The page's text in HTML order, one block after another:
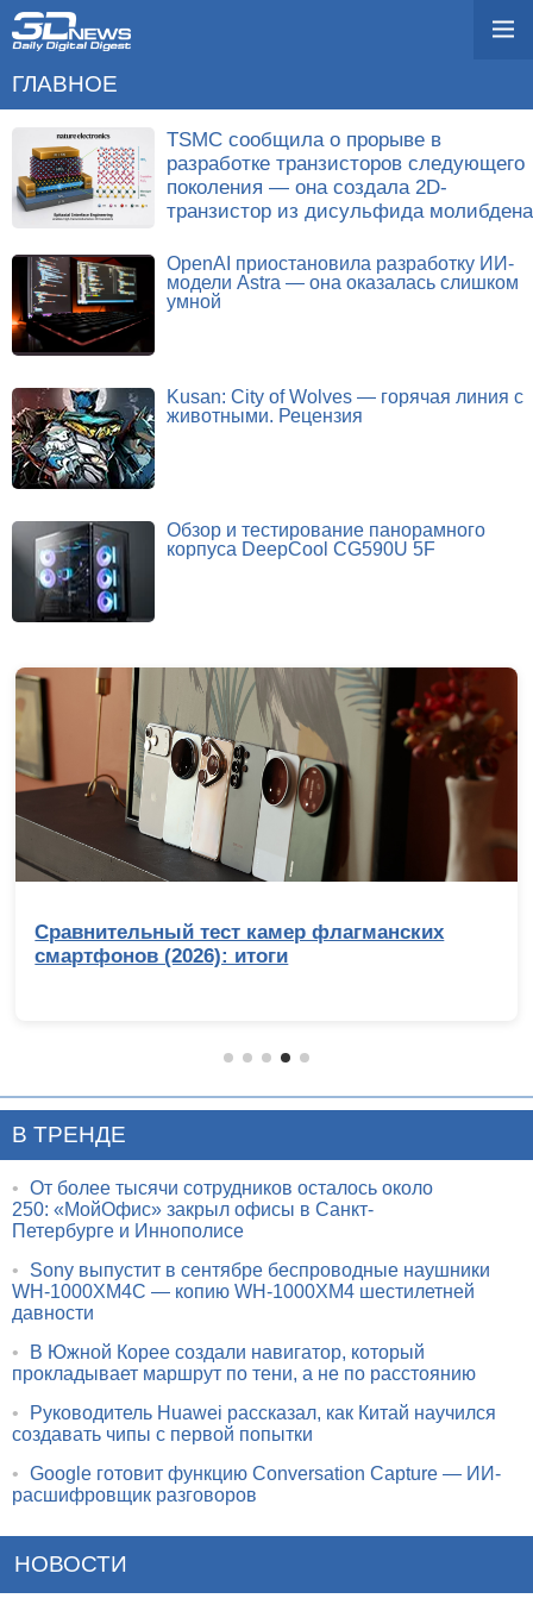
ГЛАВНОЕ
TSMC сообщила о прорыве в
разработке транзисторов следующего
поколения — она создала 2D-
транзистор из дисульфида молибдена
OpenAI приостановила разработку ИИ-
модели Astra — она оказалась слишком
умной
Kusan: City of Wolves — горячая линия с
животными. Рецензия
Обзор и тестирование панорамного
корпуса DeepCool CG590U 5F
Сравнительный тест камер флагманских
смартфонов (2026): итоги
В ТРЕНДЕ
• От более тысячи сотрудников осталось около
250: «МойОфис» закрыл офисы в Санкт-
Петербурге и Иннополисе
•
Sony выпустит в сентябре беспроводные наушники
WH-1000XM4C — копию WH-1000XM4 шестилетней
давности
•
В Южной Корее создали навигатор, который
прокладывает маршрут по тени, а не по расстоянию
•
Руководитель Huawei рассказал, как Китай научился
создавать чипы с первой попытки
• Google готовит функцию Conversation Capture — ИИ-
расшифровщик разговоров
НОВОСТИ